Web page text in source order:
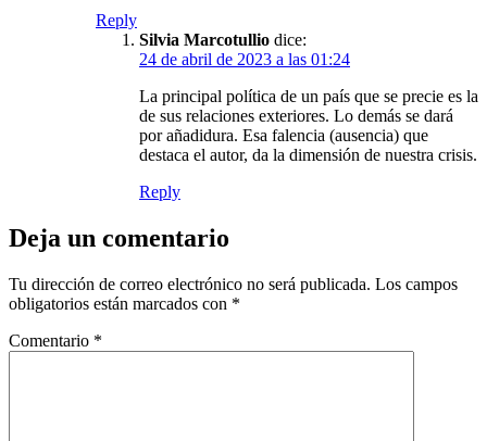
Reply
Silvia Marcotullio dice:
24 de abril de 2023 a las 01:24
La principal política de un país que se precie es la
de sus relaciones exteriores. Lo demás se dará
por añadidura. Esa falencia (ausencia) que
destaca el autor, da la dimensión de nuestra crisis.
Reply
Deja un comentario
Tu dirección de correo electrónico no será publicada. Los campos
obligatorios están marcados con *
Comentario *